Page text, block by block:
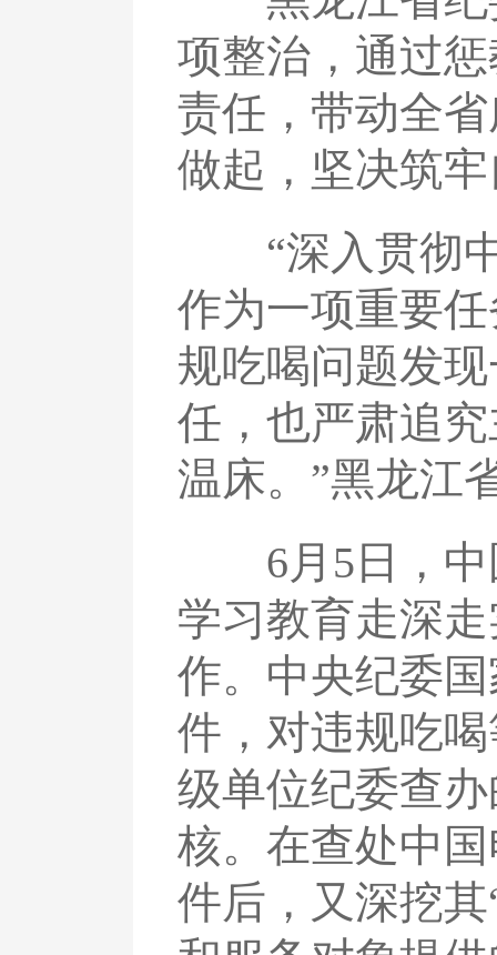
项整治，通过
责任，带动全
做起，坚决筑
“深入贯彻中
作为一项重要
规吃喝问题发
任，也严肃追
温床。”黑龙江
6月5日，中
学习教育走深
作。中央纪委
件，对违规吃
级单位纪委查
核。在查处中
件后，又深挖